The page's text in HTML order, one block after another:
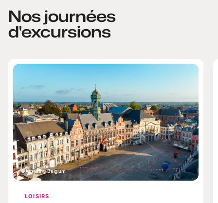
Nos journées
d'excursions
Amazing Belgium
LOISIRS